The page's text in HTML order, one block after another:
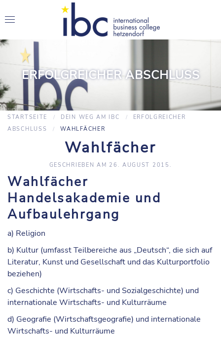
ERFOLGREICHER ABSCHLUSS
STARTSEITE DEIN WEG AM IBC
ERFOLGREICHER
ABSCHLUSS
WAHLFÄCHER
Wahlfächer
GESCHRIEBEN AM 26. AUGUST 2015 .
Wahlfächer
Handelsakademie und
Aufbaulehrgang
a) Religion
b) Kultur (umfasst Teilbereiche aus „Deutsch“, die sich auf
Literatur, Kunst und Gesellschaft und das Kulturportfolio
beziehen)
c) Geschichte (Wirtschafts- und Sozialgeschichte) und
internationale Wirtschafts- und Kulturräume
d) Geografie (Wirtschaftsgeografie) und internationale
Wirtschafts- und Kulturräume